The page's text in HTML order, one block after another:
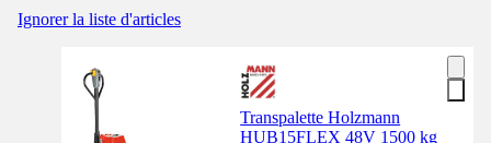
Ignorer la liste d'articles
Transpalette Holzmann
HUB15FLEX 48V 1500 kg